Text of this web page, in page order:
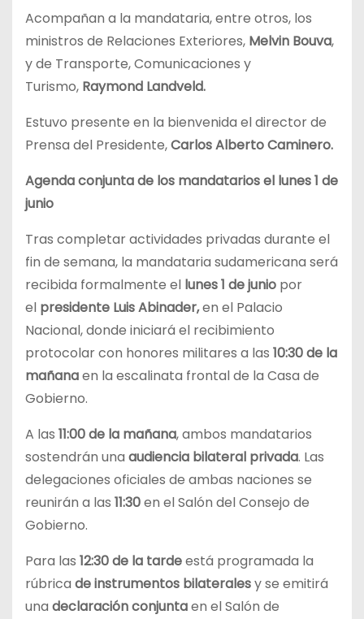
Acompañan a la mandataria, entre otros, los
ministros de Relaciones Exteriores, Melvin Bouva,
y de Transporte, Comunicaciones y
Turismo, Raymond Landveld.
Estuvo presente en la bienvenida el director de
Prensa del Presidente,Carlos Alberto Caminero.
Agenda conjunta de los mandatarios el lunes 1 de
junio
Tras completar actividades privadas durante el
fin de semana, la mandataria sudamericana será
recibida formalmente el lunes 1 de junio por
el presidente Luis Abinader,en el Palacio
Nacional, donde iniciará el recibimiento
protocolar con honores militares a las 10:30 de la
mañanaen la escalinata frontal de la Casa de
Gobierno.
A las 11:00 de la mañana, ambos mandatarios
sostendrán una audiencia bilateral privada. Las
delegaciones oficiales de ambas naciones se
reunirán a las 11:30en el Salón del Consejo de
Gobierno.
Para las 12:30 de la tardeestá programada la
rúbrica de instrumentos bilateralesy se emitirá
una declaración conjuntaen el Salón de